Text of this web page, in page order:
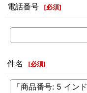
電話番号 [必須]
件名 [必須]